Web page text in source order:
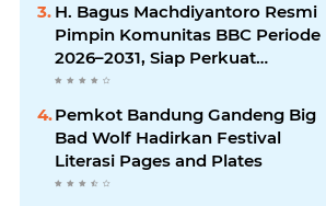
H. Bagus Machdiyantoro Resmi
Pimpin Komunitas BBC Periode
2026–2031, Siap Perkuat
Solidaritas dan Hadirkan
Program Nyata untuk
Masyarakat
Pemkot Bandung Gandeng Big
Bad Wolf Hadirkan Festival
Literasi Pages and Plates